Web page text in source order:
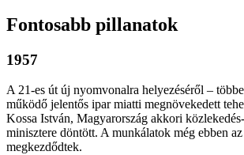
Fontosabb pillanatok
1957
A 21-es út új nyomvonalra helyezéséről –
működő jelentős ipar miatti megnövekedett
Kossa István, Magyarország akkori
minisztere döntött. A munkálatok még ebben
megkezdődtek.